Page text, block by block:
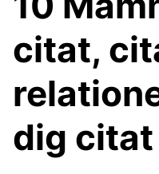
citat,
dig citat